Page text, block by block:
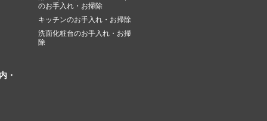
のお手入れ・お掃除
キッチンのお手入れ・お掃除
洗面化粧台のお手入れ・お掃
除
・